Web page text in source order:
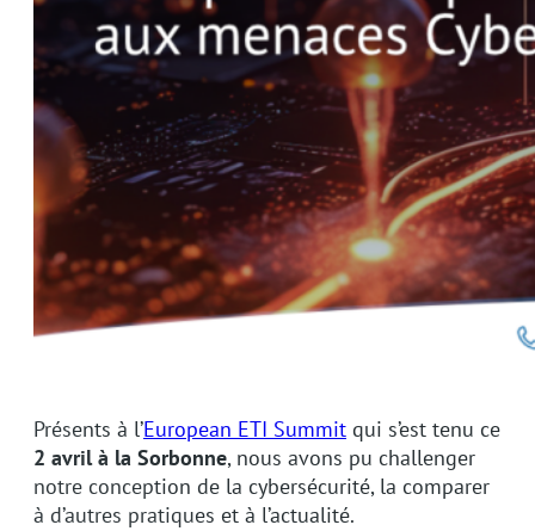
Présents à l’European ETI Summit qui s’est tenu ce
2 avril à la Sorbonne, nous avons pu challenger
notre conception de la cybersécurité, la comparer
à d’autres pratiques et à l’actualité.